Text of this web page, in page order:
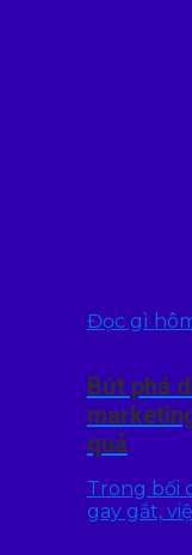
Đọc gì
Bứt phá
quả
Trong bối
gay gắt,